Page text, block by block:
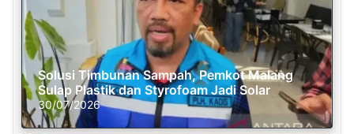
Solusi Timbunan Sampah, Pemkot Malang
Sulap Plastik dan Styrofoam Jadi Solar
30/07/2026